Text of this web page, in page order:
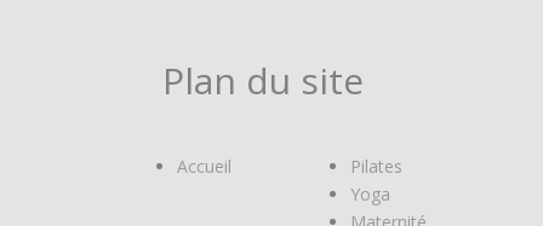
Plan du site
Accueil
Pilates
Yoga